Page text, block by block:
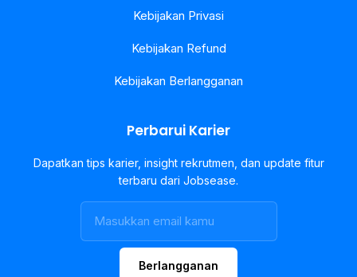
Kebijakan Privasi
Kebijakan Refund
Kebijakan Berlangganan
Perbarui Karier
Dapatkan tips karier, insight rekrutmen, dan update fitur
terbaru dari Jobsease.
Berlangganan